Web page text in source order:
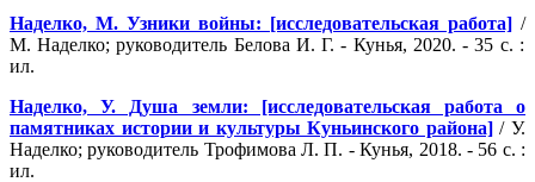
Наделко, М. Узники войны: [исследовательская работа] /
М. Наделко; руководитель Белова И. Г. - Кунья, 2020. - 35 с. :
ил.
Наделко, У. Душа земли: [исследовательская работа о
памятниках истории и культуры Куньинского района] /У.
Наделко; руководитель Трофимова Л. П. - Кунья, 2018. - 56 с. :
ил.